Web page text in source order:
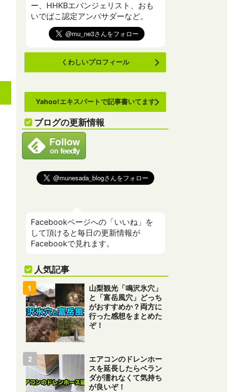
ー、HHKBエバンジェリスト、おも
いでばこ認定アンバサダーなど。
くわしいプロフィール
Yahoo!エキスパートで記事書いてます
ブログの更新情報
Facebookページへの「いいね」を
して頂けると毎日の更新情報が
Facebookで見れます。
人気記事
山梨観光「鳴沢氷穴」
と「富岳風穴」どっち
がおすすめか？両方に
行った感想をまとめた
ぞ！
エアコンのドレンホー
スを延長したらベラン
ダが濡れなくて気持ち
が良いぞ！